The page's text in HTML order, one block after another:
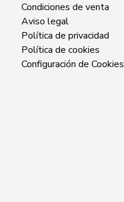
Condiciones de venta
Aviso legal
Política de privacidad
Política de cookies
Configuración de Cookies